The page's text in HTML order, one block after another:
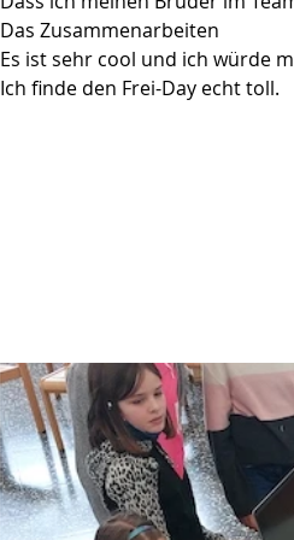
Das Zusammenarbeiten
Es ist sehr cool und ich würde
Ich finde den Frei-Day echt toll.